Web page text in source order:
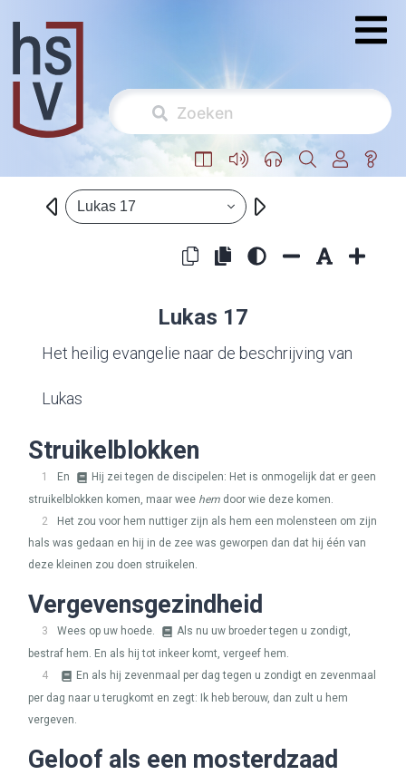
Lukas 17
Lukas 17
Het heilig evangelie naar de beschrijving van
Lukas
Struikelblokken
1 En
Hij zei tegen de discipelen: Het is onmogelijk dat er geen
struikelblokken komen, maar wee hem door wie deze komen.
2
Het zou voor hem nuttiger zijn als hem een molensteen om zijn
hals was gedaan en hij in de zee was geworpen dan dat hij één van
deze kleinen zou doen struikelen.
Vergevensgezindheid
3 Wees op uw hoede.
Als nu uw broeder tegen u zondigt,
bestraf hem. En als hij tot inkeer komt, vergeef hem.
4
En als hij zevenmaal per dag tegen u zondigt en zevenmaal
per dag naar u terugkomt en zegt: Ik heb berouw, dan zult u hem
vergeven.
Geloof als een mosterdzaad